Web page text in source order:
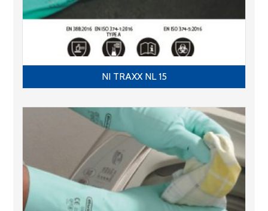
NI TRAXX NL 15